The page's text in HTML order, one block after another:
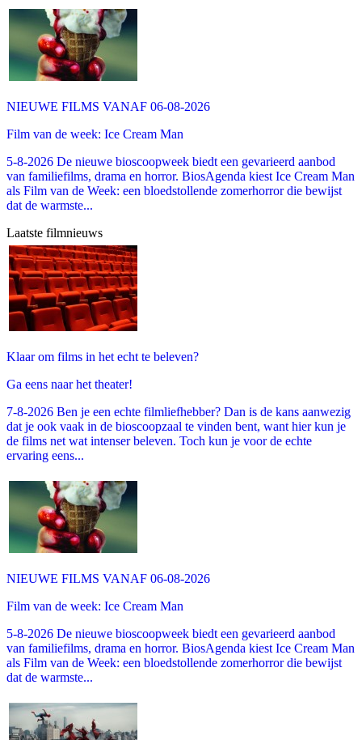
NIEUWE FILMS VANAF 06-08-2026
Film van de week: Ice Cream Man
5-8-2026 De nieuwe bioscoopweek biedt een gevarieerd aanbod
van familiefilms, drama en horror. BiosAgenda kiest Ice Cream Man
als Film van de Week: een bloedstollende zomerhorror die bewijst
dat de warmste...
Laatste filmnieuws
Klaar om films in het echt te beleven?
Ga eens naar het theater!
7-8-2026 Ben je een echte filmliefhebber? Dan is de kans aanwezig
dat je ook vaak in de bioscoopzaal te vinden bent, want hier kun je
de films net wat intenser beleven. Toch kun je voor de echte
ervaring eens...
NIEUWE FILMS VANAF 06-08-2026
Film van de week: Ice Cream Man
5-8-2026 De nieuwe bioscoopweek biedt een gevarieerd aanbod
van familiefilms, drama en horror. BiosAgenda kiest Ice Cream Man
als Film van de Week: een bloedstollende zomerhorror die bewijst
dat de warmste...